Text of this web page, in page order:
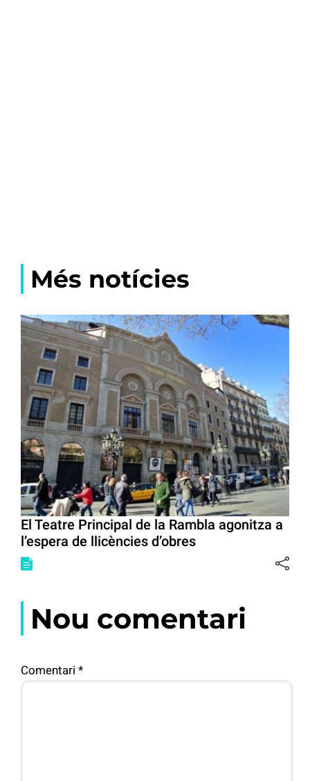
Més notícies
El Teatre Principal de la Rambla agonitza a
l’espera de llicències d’obres
Nou comentari
Comentari *